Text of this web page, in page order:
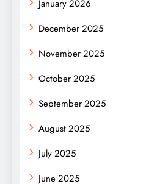
January 2026
December 2025
November 2025
October 2025
September 2025
August 2025
July 2025
June 2025